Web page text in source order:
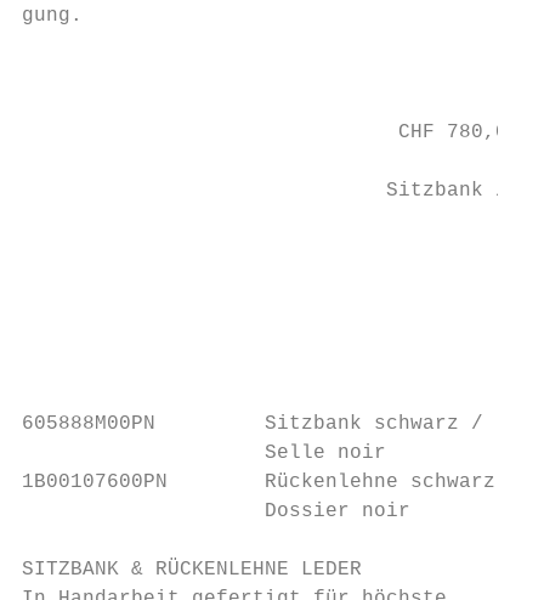
gung.
CHF 780,00
Sitzbank /
605888M00PN         Sitzbank schwarz /
Selle noir
1B00107600PN        Rückenlehne
Dossier noir
SITZBANK & RÜCKENLEHNE LEDER